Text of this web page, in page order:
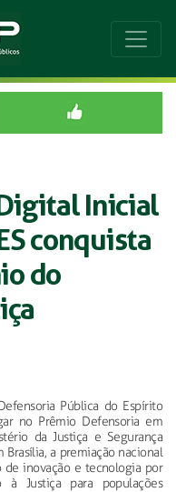
Inicial
conquista
do
Pública do Espírito
no Prêmio Defensoria em
da Justiça e Segurança
a premiação nacional
de inovação e tecnologia por
à Justiça para populações